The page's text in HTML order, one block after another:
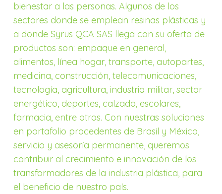
bienestar a las personas. Algunos de los
sectores donde se emplean resinas plásticas y
a donde Syrus QCA SAS llega con su oferta de
productos son: empaque en general,
alimentos, línea hogar, transporte, autopartes,
medicina, construcción, telecomunicaciones,
tecnología, agricultura, industria militar, sector
energético, deportes, calzado, escolares,
farmacia, entre otros. Con nuestras soluciones
en portafolio procedentes de Brasil y México,
servicio y asesoría permanente, queremos
contribuir al crecimiento e innovación de los
transformadores de la industria plástica, para
el beneficio de nuestro país.